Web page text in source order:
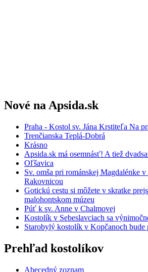
Nové na Apsida.sk
Praha - Kostol sv. Jána Krstiteľa Na
Trenčianska Teplá-Dobrá
Krásno
Apsida.sk má osemnásť! A tiež
Oľšavica
Sv. omša pri románskej Magdalénke v
Rakovnicou
Gotickú cestu si môžete v skratke
malohontskom múzeu
Púť k sv. Anne v Chalmovej
Kostolík v Sebeslavciach sa
Starobylý kostolík v Kopčanoch bude
Prehľad kostolíkov
Abecedný zoznam